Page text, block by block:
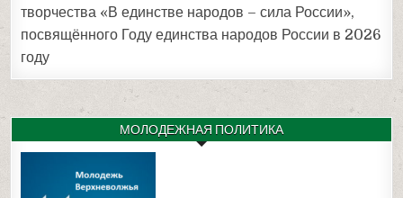
творчества «В единстве народов – сила России»,
посвящённого Году единства народов России в 2026
году
МОЛОДЕЖНАЯ ПОЛИТИКА